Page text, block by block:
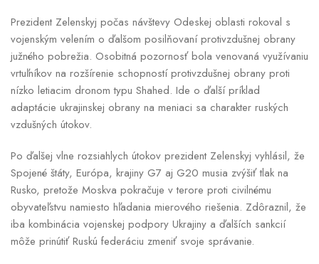
Prezident Zelenskyj počas návštevy Odeskej oblasti rokoval s
vojenským velením o ďalšom posilňovaní protivzdušnej obrany
južného pobrežia. Osobitná pozornosť bola venovaná využívaniu
vrtuľníkov na rozšírenie schopností protivzdušnej obrany proti
nízko letiacim dronom typu Shahed. Ide o ďalší príklad
adaptácie ukrajinskej obrany na meniaci sa charakter ruských
vzdušných útokov.
Po ďalšej vlne rozsiahlych útokov prezident Zelenskyj vyhlásil, že
Spojené štáty, Európa, krajiny G7 aj G20 musia zvýšiť tlak na
Rusko, pretože Moskva pokračuje v terore proti civilnému
obyvateľstvu namiesto hľadania mierového riešenia. Zdôraznil, že
iba kombinácia vojenskej podpory Ukrajiny a ďalších sankcií
môže prinútiť Ruskú federáciu zmeniť svoje správanie.